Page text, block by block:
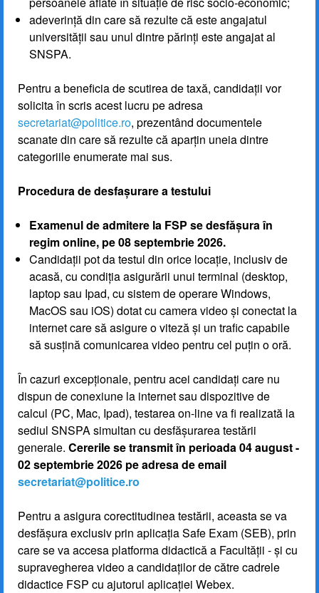
adeverință din care să rezulte că este angajatul
universității sau unul dintre părinți este angajat al
SNSPA.
Pentru a beneficia de scutirea de taxă, candidații vor
solicita în scris acest lucru pe adresa
secretariat@politice.ro, prezentând documentele
scanate din care să rezulte că aparțin uneia dintre
categoriile enumerate mai sus.
Procedura de desfașurare a testului
Examenul de admitere la FSP se desfășura în
regim online, pe 08 septembrie 2026.
Candidații pot da testul din orice locație, inclusiv de
acasă, cu condiția asigurării unui terminal (desktop,
laptop sau Ipad, cu sistem de operare Windows,
MacOS sau iOS) dotat cu camera video și conectat la
internet care să asigure o viteză și un trafic capabile
să susțină comunicarea video pentru cel puțin o oră.
În cazuri excepționale, pentru acei candidați care nu
dispun de conexiune la internet sau dispozitive de
calcul (PC, Mac, Ipad), testarea on-line va fi realizată la
sediul SNSPA simultan cu desfășurarea testării
generale. Cererile se transmit în perioada 04 august -
02 septembrie 2026 pe adresa de email
secretariat@politice.ro
Pentru a asigura corectitudinea testării, aceasta se va
desfășura exclusiv prin aplicația Safe Exam (SEB), prin
care se va accesa platforma didactică a Facultății - și cu
supravegherea video a candidaților de către cadrele
didactice FSP cu ajutorul aplicației Webex.